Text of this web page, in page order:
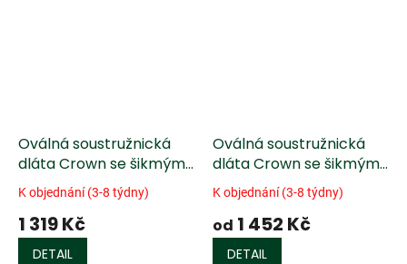
Oválná soustružnická
dláta Crown se šikmým
ostřím
K objednání (3-8 týdny)
1 319 Kč
DETAIL
Oválná soustružnická
dláta Crown se šikmým
ostřím, rukojeť z Jasanu
ošetřená olejem
K objednání (3-8 týdny)
od 1 452 Kč
DETAIL